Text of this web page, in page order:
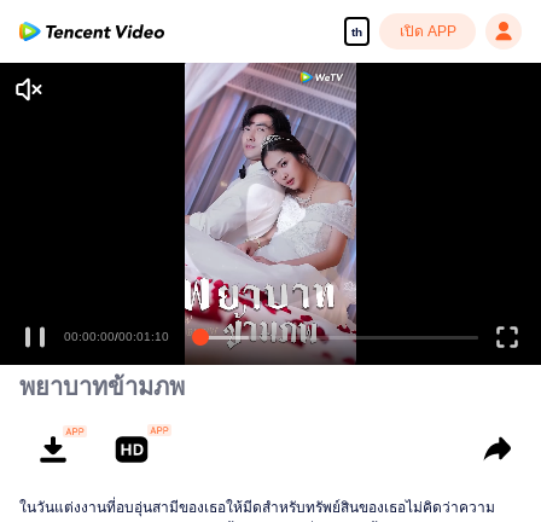
th เปิด APP
00:00:00/00:01:10
พยาบาทข้ามภพ
ในวันแต่งงานที่อบอุ่นสามีของเธอให้มีดสําหรับทรัพย์สินของเธอไม่คิดว่าความ